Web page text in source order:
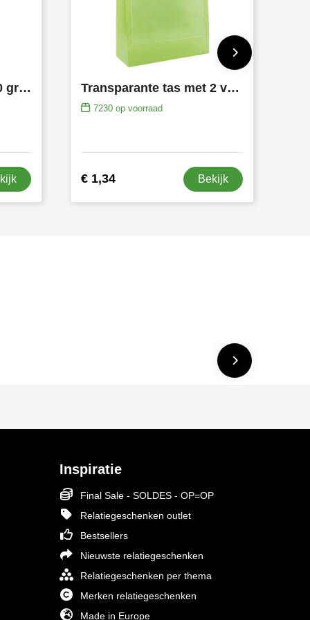
Non woven Duo tas 80 gr/m2 SALE Transparante tas met 2 vensters A4 SALE
7230 op voorraad
€ 1,34 Bekijk
Inspiratie
Final Sale - SOLDES - OP=OP
Relatiegeschenken outlet
Bestsellers
Nieuwste relatiegeschenken
Relatiegeschenken per thema
Merken relatiegeschenken
Made in Europe